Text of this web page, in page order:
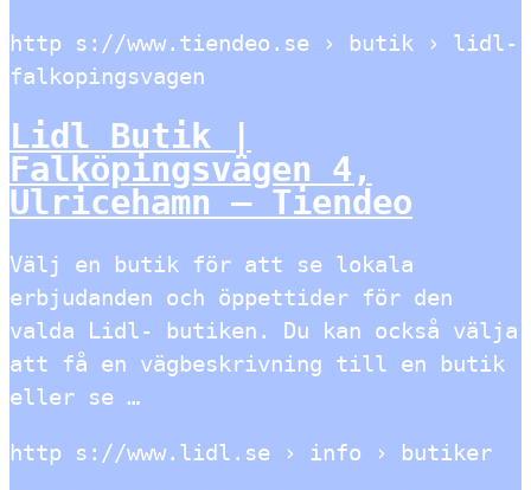
http s://www.tiendeo.se › butik › lidl-
falkopingsvagen
Lidl Butik |
Falköpingsvägen 4,
Ulricehamn – Tiendeo
Välj en butik för att se lokala
erbjudanden och öppettider för den
valda Lidl- butiken. Du kan också välja
att få en vägbeskrivning till en butik
eller se …
http s://www.lidl.se › info › butiker